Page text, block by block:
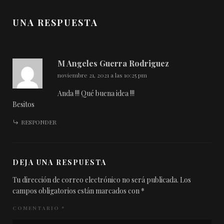
UNA RESPUESTA
M Angeles Guerra Rodriguez
noviembre 21, 2021 a las 10:25 pm
Anda !!! Qué buena idea !!!
Besitos
RESPONDER
DEJA UNA RESPUESTA
Tu dirección de correo electrónico no será publicada. Los
campos obligatorios están marcados con *
COMENTARIO *